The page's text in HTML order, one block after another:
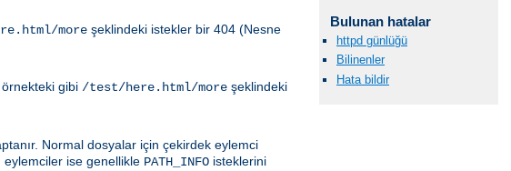
more şeklindeki istekler bir 404 (Nesne
gibi /test/here.html/more şeklindeki
Normal dosyalar için çekirdek eylemci
ise genellikle PATH_INFO isteklerini
Bulunan hatalar
httpd günlüğü
Bilinenler
Hata bildir